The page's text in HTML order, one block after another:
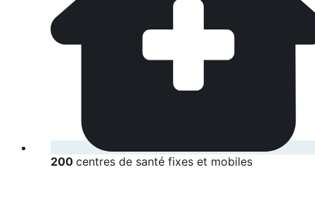
200 centres de santé fixes et mobiles